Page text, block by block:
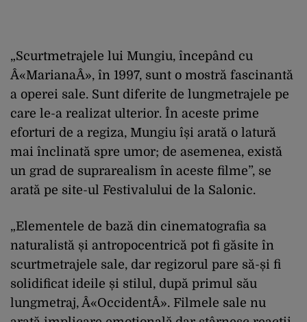
„Scurtmetrajele lui Mungiu, începând cu
Â«MarianaÂ», în 1997, sunt o mostră fascinantă
a operei sale. Sunt diferite de lungmetrajele pe
care le-a realizat ulterior. În aceste prime
eforturi de a regiza, Mungiu își arată o latură
mai înclinată spre umor; de asemenea, există
un grad de suprarealism în aceste filme”, se
arată pe site-ul Festivalului de la Salonic.
„Elementele de bază din cinematografia sa
naturalistă și antropocentrică pot fi găsite în
scurtmetrajele sale, dar regizorul pare să-și fi
solidificat ideile și stilul, după primul său
lungmetraj, Â«OccidentÂ». Filmele sale nu